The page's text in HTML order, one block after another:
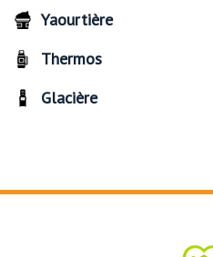
Yaourtière
Thermos
Glacière